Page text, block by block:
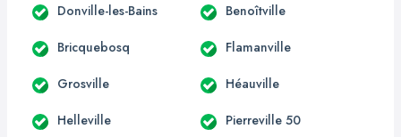
Donville-les-Bains Benoîtville
Bricquebosq Flamanville
Grosville Héauville
Helleville Pierreville 50